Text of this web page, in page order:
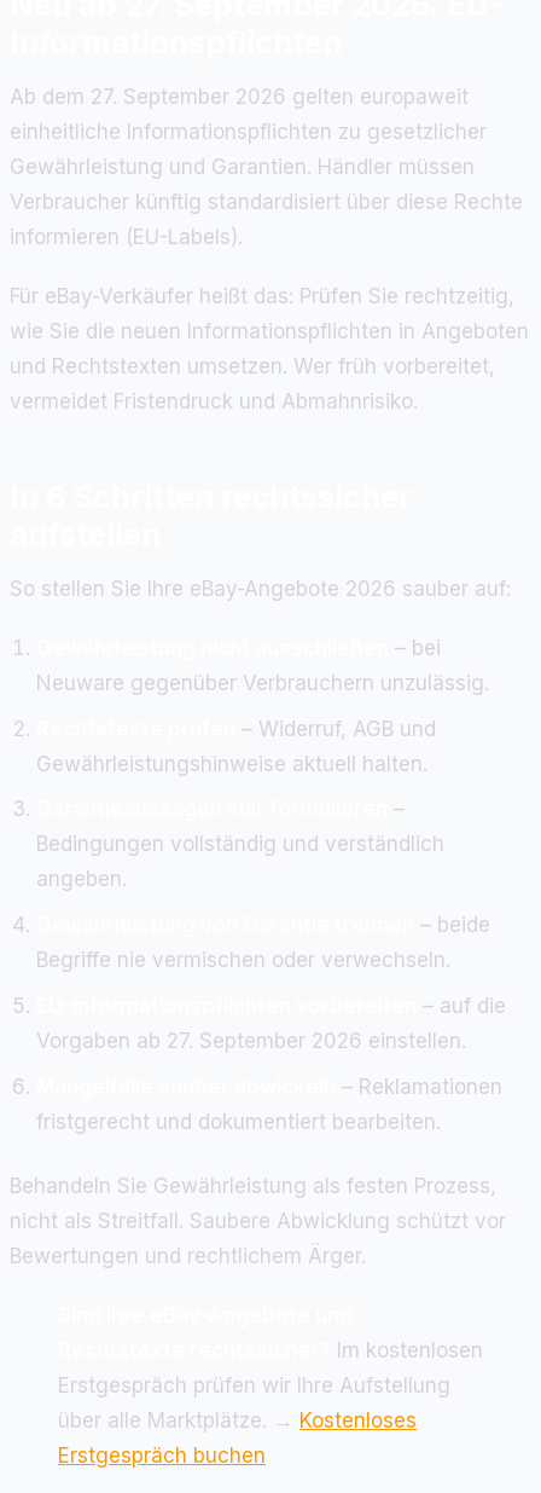
Ab dem 27. September 2026 gelten europaweit
einheitliche Informationspflichten zu gesetzlicher
Gewährleistung und Garantien. Händler müssen
Verbraucher künftig standardisiert über diese Rechte
informieren (EU-Labels).
Für eBay-Verkäufer heißt das: Prüfen Sie rechtzeitig,
wie Sie die neuen Informationspflichten in Angeboten
und Rechtstexten umsetzen. Wer früh vorbereitet,
vermeidet Fristendruck und Abmahnrisiko.
So stellen Sie Ihre eBay-Angebote 2026 sauber auf:
– bei
Neuware gegenüber Verbrauchern unzulässig.
– Widerruf, AGB und
Gewährleistungshinweise aktuell halten.
–
Bedingungen vollständig und verständlich
angeben.
– beide
Begriffe nie vermischen oder verwechseln.
– auf die
Vorgaben ab 27. September 2026 einstellen.
– Reklamationen
fristgerecht und dokumentiert bearbeiten.
Behandeln Sie Gewährleistung als festen Prozess,
nicht als Streitfall. Saubere Abwicklung schützt vor
Bewertungen und rechtlichem Ärger.
Im kostenlosen
Erstgespräch prüfen wir Ihre Aufstellung
über alle Marktplätze. → Kostenloses
Erstgespräch buchen